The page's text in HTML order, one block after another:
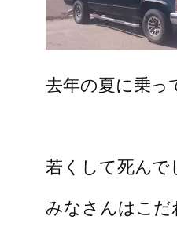
去年の夏に乗っ
若くして死んで
みなさんはこ